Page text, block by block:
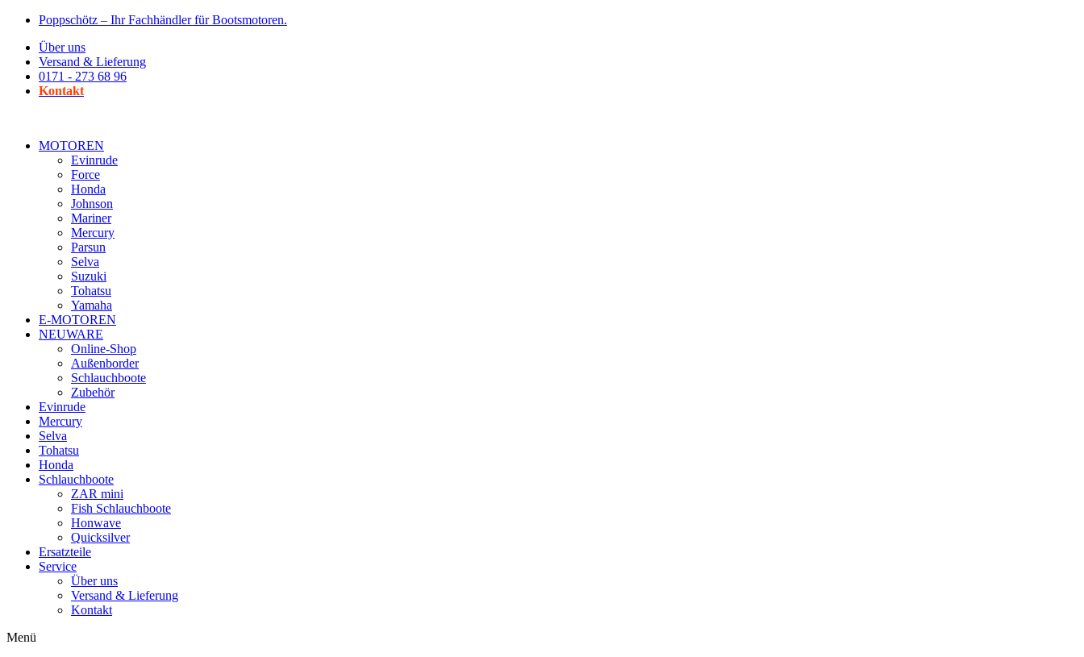
Zum
wechseln
Poppschötz – Ihr Fachhändler für Bootsmotoren.
Über uns
Versand & Lieferung
0171 - 273 68 96
Kontakt
MOTOREN
Evinrude
Force
Honda
Johnson
Mariner
Mercury
Parsun
Selva
Suzuki
Tohatsu
Yamaha
E-MOTOREN
NEUWARE
Online-Shop
Außenborder
Schlauchboote
Zubehör
Evinrude
Mercury
Selva
Tohatsu
Honda
Schlauchboote
ZAR mini
Fish Schlauchboote
Honwave
Quicksilver
Ersatzteile
Service
Über uns
Versand & Lieferung
Kontakt
Menü